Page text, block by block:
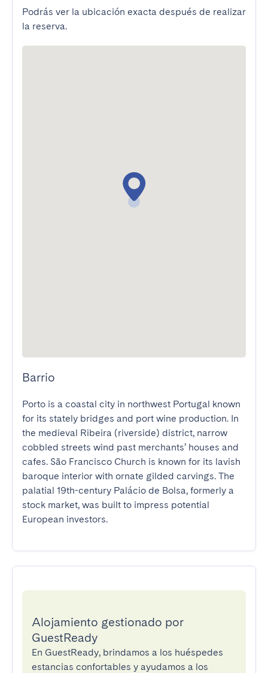
Podrás ver la ubicación exacta después de realizar
la reserva.
Barrio
Porto is a coastal city in northwest Portugal known
for its stately bridges and port wine production. In
the medieval Ribeira (riverside) district, narrow
cobbled streets wind past merchants’ houses and
cafes. São Francisco Church is known for its lavish
baroque interior with ornate gilded carvings. The
palatial 19th-century Palácio de Bolsa, formerly a
stock market, was built to impress potential
European investors.
Alojamiento gestionado por
GuestReady
En GuestReady, brindamos a los huéspedes
estancias confortables y ayudamos a los